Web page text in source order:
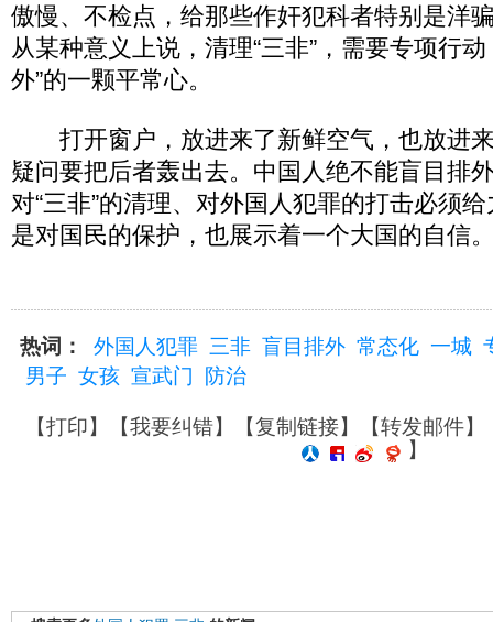
傲慢、不检点，给那些作奸犯科者特别是洋
从某种意义上说，清理“三非”，需要专项行
外”的一颗平常心。
打开窗户，放进来了新鲜空气，也放进
疑问要把后者轰出去。中国人绝不能盲目排
对“三非”的清理、对外国人犯罪的打击必须
是对国民的保护，也展示着一个大国的自信
热词： 外国人犯罪 三非 盲目排外 常态化 一城
男子 女孩 宣武门 防治
【打印】【我要纠错】【复制链接】【转发邮件】
】